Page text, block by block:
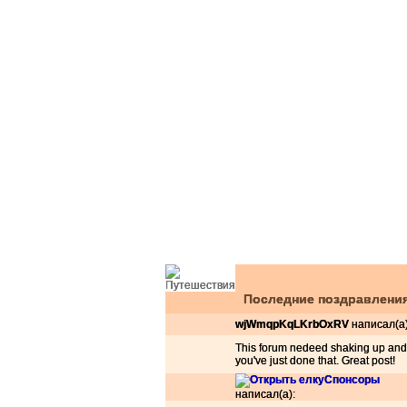
Последние
wjWmqpKqLKrbOxRV
This forum nedeed shaking up and
you've just done that. Great post!
Спонсоры
написал(а):